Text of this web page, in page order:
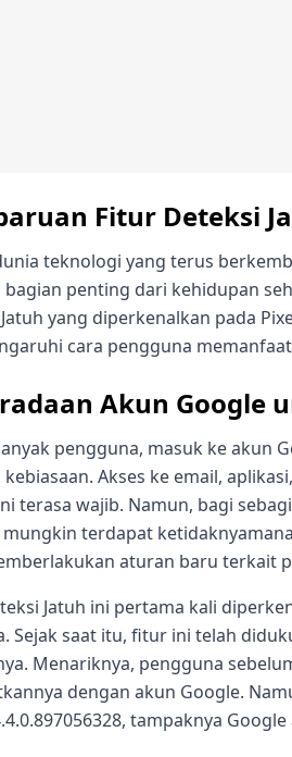
Fitur Deteksi
teknologi yang terus
bagian penting dari kehidupan
yang diperkenalkan pada
cara pengguna
Akun Google
pengguna, masuk ke akun
kebiasaan. Akses ke email,
terasa wajib. Namun, bagi
mungkin terdapat
aturan baru terkait
Jatuh ini pertama kali
Sejak saat itu, fitur ini telah
Menariknya, pengguna
dengan akun Google.
tampaknya